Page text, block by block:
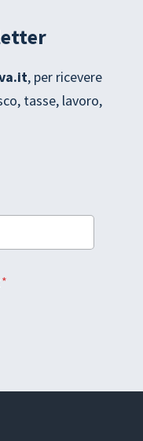
, per ricevere
tasse, lavoro,
*